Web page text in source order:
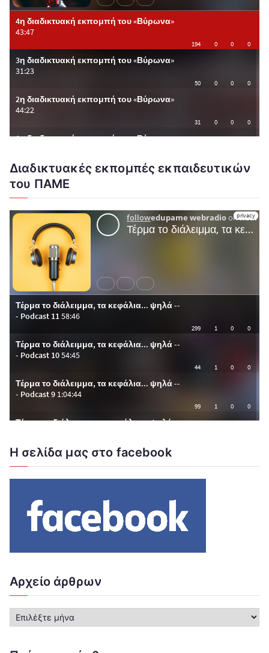
Διαδικτυακές εκπομπές εκπαιδευτικών
του ΠΑΜΕ
Η σελίδα μας στο facebook
Αρχείο άρθρων
ρ